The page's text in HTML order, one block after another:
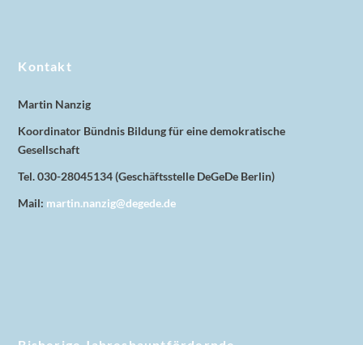
Kontakt
Martin Nanzig
Koordinator Bündnis Bildung für eine demokratische
Gesellschaft
Tel. 030-28045134 (Geschäftsstelle DeGeDe Berlin)
Mail: martin.nanzig@degede.de